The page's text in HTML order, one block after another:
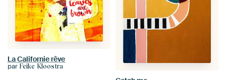
La Californie rêve
par Feike Kloostra